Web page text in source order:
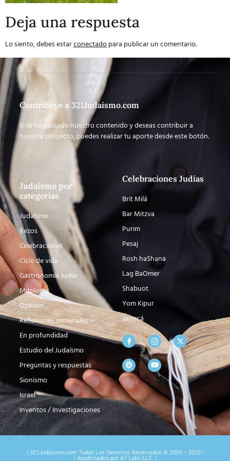
Deja una respuesta
Lo siento, debes estarconectadopara publicar un comentario.
Contribuye a 321Judaismo.com
Si te ha gustado nuestro contenido y deseas contribuir a
nuestro proyecto, puedes realizar tu aporte desde este botón.
Judaísmo por
categorías
Judaísmo
Rezos
Celebraciones
Ciclo de vida
Gastronomía Judía
Mitología
Opinión
Reflexiones semanales
En profundidad
Estudio del Judaísmo
Preguntas y respuestas
Sionismo
Israel
Inventos / Investigaciones
Celebraciones Judías
Brit Milá
Bar Mitzva
Purim
Pesaj
Rosh haShana
Lag BaOmer
Shabuot
Yom Kipur
Janucá
| 321Judaismo.com Todos Los Derechos Reservados © 2009 – 2025 |
| Apadrinados por A7 Labs LLC. |